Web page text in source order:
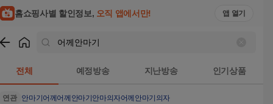
홈쇼핑사별 할인정보, 오직 앱에서만! 앱 열기
전체 예정방송 지난방송 인기상품
연관 안마기 어께 어께안마기안마의자어께안마기의자